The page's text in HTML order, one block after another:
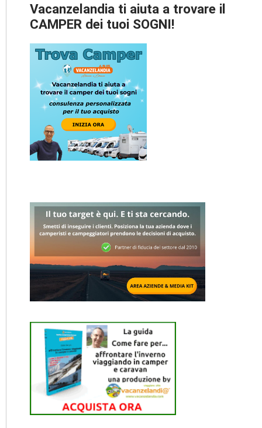
Vacanzelandia ti aiuta a trovare il
CAMPER dei tuoi SOGNI!